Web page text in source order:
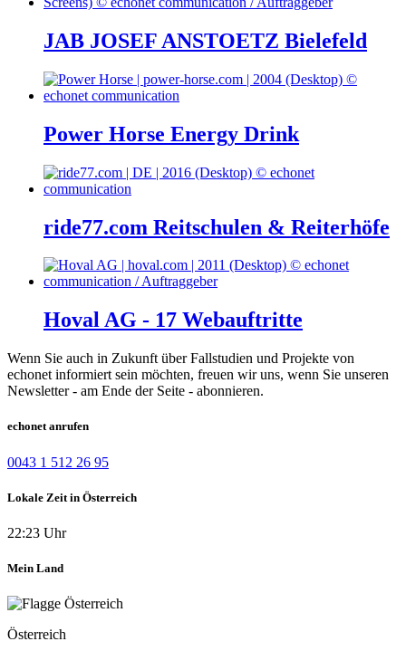
JAB JOSEF ANSTOETZ Bielefeld
Power Horse Energy Drink
ride77.com Reitschulen & Reiterhöfe
Hoval AG - 17 Webauftritte
Wenn Sie auch in Zukunft über Fallstudien und Projekte von
echonet informiert sein möchten, freuen wir uns, wenn Sie unseren
Newsletter - am Ende der Seite - abonnieren.
echonet anrufen
0043 1 512 26 95
Lokale Zeit in Österreich
22:23 Uhr
Mein Land
Österreich